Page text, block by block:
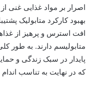
اصرار بر مواد غذایی غنی
بهبود کارکرد متابولیک
افت استرس و پرهیز از
متابولیسم دارند. به طور
پایدار در سبک زندگی و
که در نهایت به تناسب